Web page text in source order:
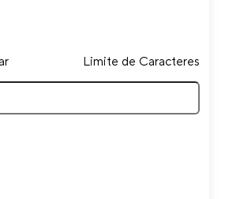
Limite de Caracteres